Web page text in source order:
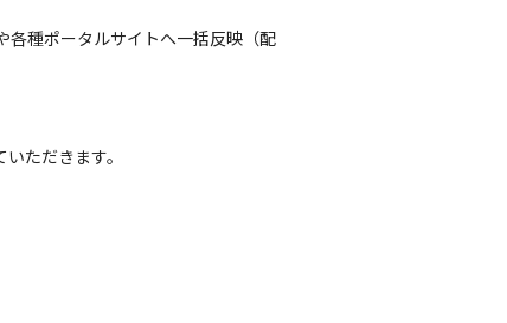
各種ポータルサイトへ一括反映（配
ただきます。